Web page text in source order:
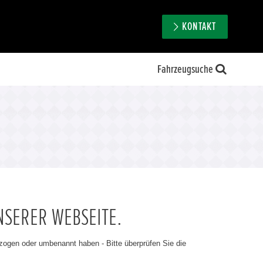
KONTAKT
Fahrzeugsuche
WEBSEITE.
oder umbenannt haben - Bitte überprüfen Sie die